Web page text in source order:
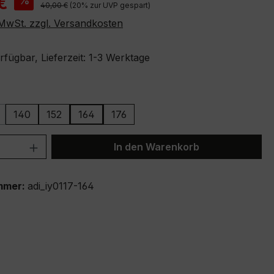
Regulärer Preis:
40,00 € (20% zur UVP gespart)
zzgl. Versandkosten
Lieferzeit: 1-3 Werktage
ist zurzeit nicht verfügbar.)
Option ist zurzeit nicht verfügbar.)
140 152 164 176
Anzahl: Gib den gewünschten Wert
In den Warenkorb
adi_iy0117-164